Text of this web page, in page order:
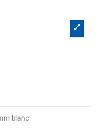
blanc